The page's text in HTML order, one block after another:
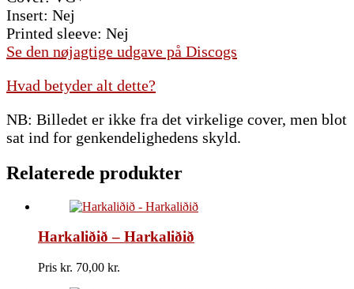
Insert: Nej
Printed sleeve: Nej
Se den nøjagtige udgave på Discogs
Hvad betyder alt dette?
NB: Billedet er ikke fra det virkelige cover, men blot
sat ind for genkendelighedens skyld.
Relaterede produkter
Harkaliðið – Harkaliðið
Pris kr. 70,00